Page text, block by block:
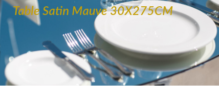
Table Satin Mauve 30X275CM